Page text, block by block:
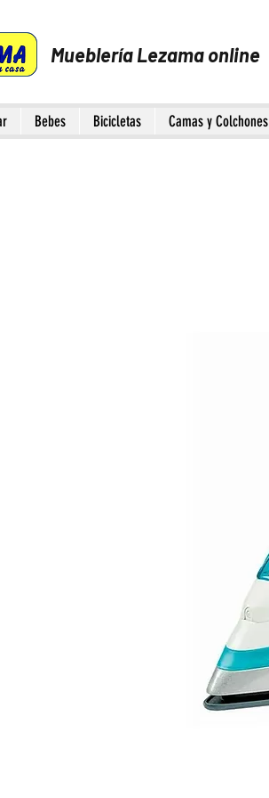
Mueblería Lezama online
Bebes Bicicletas Camas y Colchones